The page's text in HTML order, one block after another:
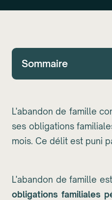
Sommaire
L'abandon de famille
ses obligations
mois. Ce délit est puni
L'abandon de famille
obligations familiales